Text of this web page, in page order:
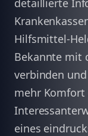
detaillierte
Hilfsmittel-
Bekannte mit
verbinden
mehr Komfort
eines